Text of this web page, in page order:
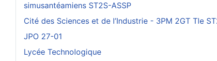
simusantéamiens ST2S-ASSP
Cité des Sciences et de l’Industrie - 3PM 2GT Tle
JPO 27-01
Lycée Technologique